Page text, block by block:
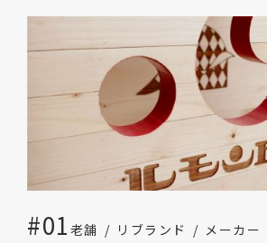
#01 老舗 リブランド メーカー